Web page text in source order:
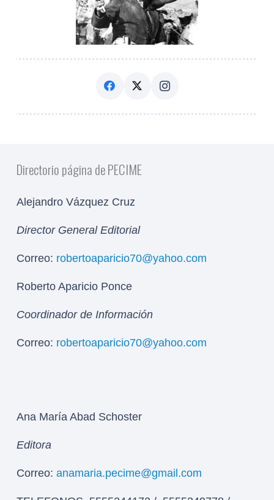
Directorio página de PECIME
Alejandro Vázquez Cruz
Director General Editorial
Correo: robertoaparicio70@yahoo.com
Roberto Aparicio Ponce
Coordinador de Información
Correo: robertoaparicio70@yahoo.com
Ana María Abad Schoster
Editora
Correo: anamaria.pecime@gmail.com